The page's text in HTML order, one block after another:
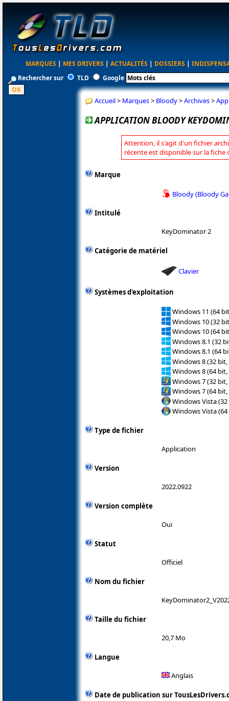
MARQUES | MES DRIVERS | ACTUALITÉS | DOSSIERS |
Rechercher sur
TLD Google
Accueil> Marques> Bloody>Archives>
APPLICATION BLOODY
Attention, il s'agit d'un fichier
récente est disponible sur la fiche
Marque
Bloody (Bloody
Intitulé
KeyDominator 2
Catégorie de matériel
Clavier
Systèmes d'exploitation
Windows 11 (64
Windows 10 (32
Windows 10 (64
Windows 8.1 (32
Windows 8.1 (64
Windows 8 (32 bit,
Windows 8 (64 bit,
Windows 7 (32 bit,
Windows 7 (64 bit,
Windows Vista
Windows Vista
Type de fichier
Application
Version
2022.0922
Version complète
Oui
Statut
Officiel
Nom du fichier
Taille du fichier
20,7 Mo
Langue
Anglais
Date de publication sur